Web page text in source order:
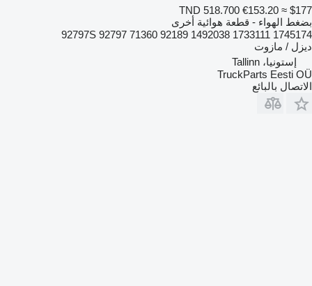
TND 518.700 €153.20 ≈ $177
بضغط الهواء - قطعة هوائية أخرى
92797S 92797 71360 92189 1492038 1733111 1745174
ديزل / مازوت
إستونيا، Tallinn
TruckParts Eesti OÜ
الاتصال بالبائع